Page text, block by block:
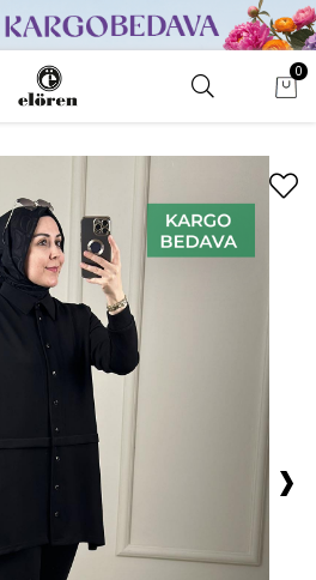
0
›